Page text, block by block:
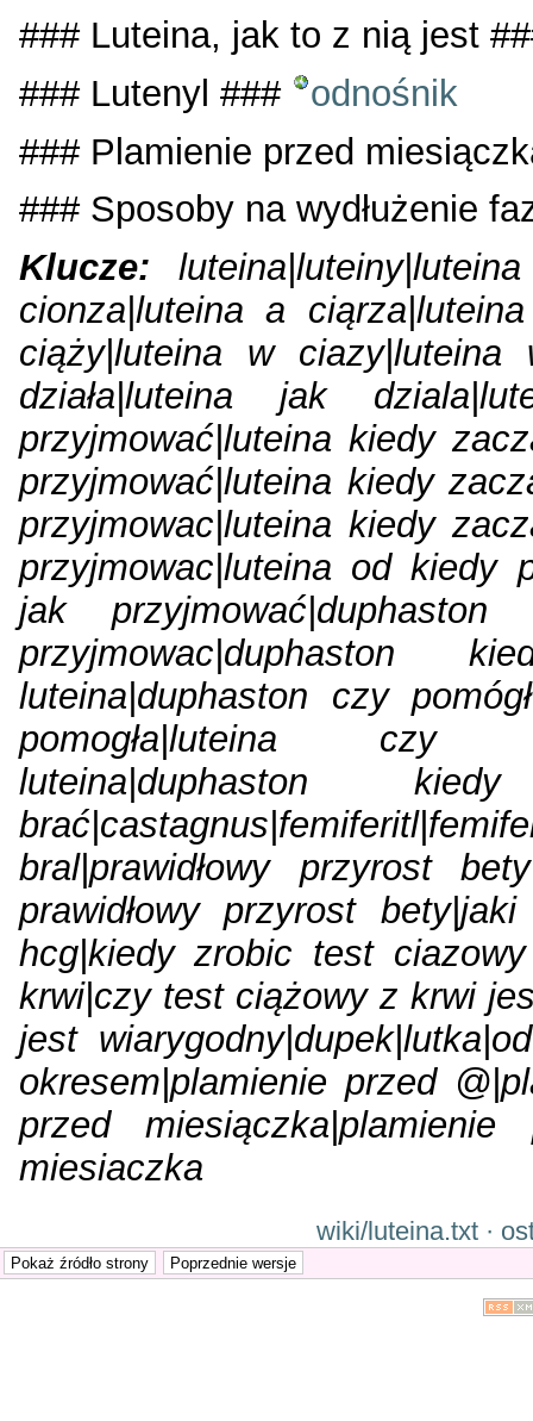
### Luteina, jak to z nią jest
### Lutenyl ###
odnośnik
### Plamienie przed
### Sposoby na wydłużenie
Klucze:
cionza|luteina a
ciąży|luteina w
działa|luteina jak
przyjmować|luteina kiedy
przyjmować|luteina kiedy
przyjmowac|luteina kiedy
przyjmowac|luteina od kiedy
jak
przyjmowac|duphaston
luteina|duphaston czy
pomogła|luteina czy
luteina|duphaston
bral|prawidłowy przyrost
prawidłowy przyrost
hcg|kiedy zrobic test
krwi|czy test ciążowy z krwi
jest
okresem|plamienie przed
przed
miesiaczka
wiki/luteina.txt ·